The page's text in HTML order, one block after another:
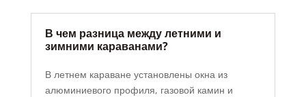
В чем разница между летними и
зимними караванами?
В летнем караване установлены окна из
алюминиевого профиля, газовой камин и